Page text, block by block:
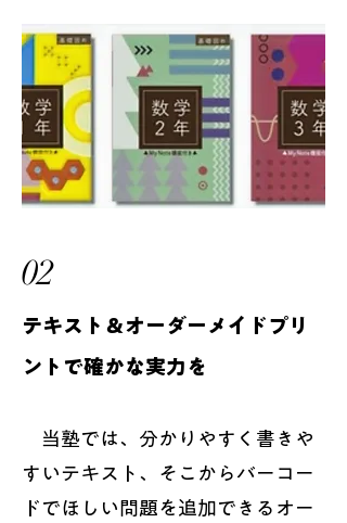
02
テキスト＆オーダーメイドプリ
ントで確かな実力を
当塾では、分かりやすく書きや
すいテキスト、そこからバーコー
ドでほしい問題を追加できるオー